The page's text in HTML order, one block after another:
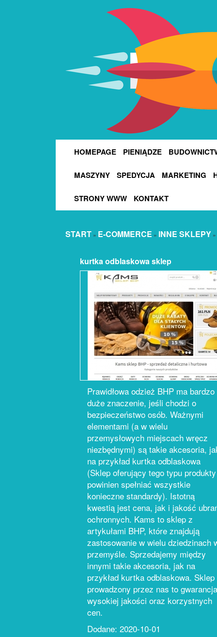
HOMEPAGE PIENIĄDZE
MASZYNY SPEDYCJA MARKETING
STRONY WWW KONTAKT
START » E-COMMERCE » INNE SKLEPY »
kurtka odblaskowa sklep
Prawidłowa odzież BHP ma bardzo
duże znaczenie, jeśli chodzi o
bezpieczeństwo osób. Ważnymi
elementami (a w wielu
przemysłowych miejscach wręcz
niezbędnymi) są takie akcesoria,
na przykład kurtka odblaskowa
(Sklep oferujący tego typu produkty
powinien spełniać wszystkie
konieczne standardy). Istotną
kwestią jest cena, jak i jakość
ochronnych. Kams to sklep z
artykułami BHP, które znajdują
zastosowanie w wielu dziedzinach
przemyśle. Sprzedajemy między
innymi takie akcesoria, jak na
przykład kurtka odblaskowa. Sklep
prowadzony przez nas to gwarancja
wysokiej jakości oraz korzystnych
cen.
Dodane: 2020-10-01